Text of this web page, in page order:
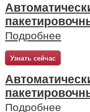
Подробнее
Узнать сейчас
Подробнее